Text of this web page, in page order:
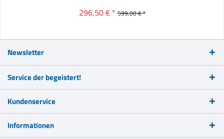
296,50 € * 599,00 € *
Newsletter
Service der begeistert!
Kundenservice
Informationen